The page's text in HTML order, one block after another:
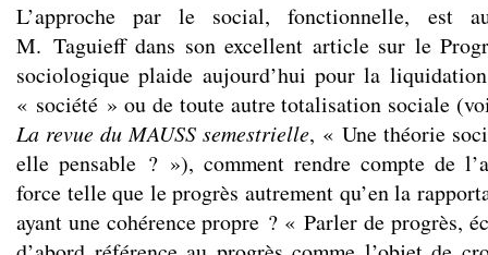
L’approche par le social, fonctionnelle, est
M. Taguieff dans son excellent article sur le
sociologique plaide aujourd’hui pour la
« société » ou de toute autre totalisation sociale
La revue du MAUSS semestrielle, « Une théorie
elle pensable ? »), comment rendre compte de
force telle que le progrès autrement qu’en la
ayant une cohérence propre ? « Parler de progrès,